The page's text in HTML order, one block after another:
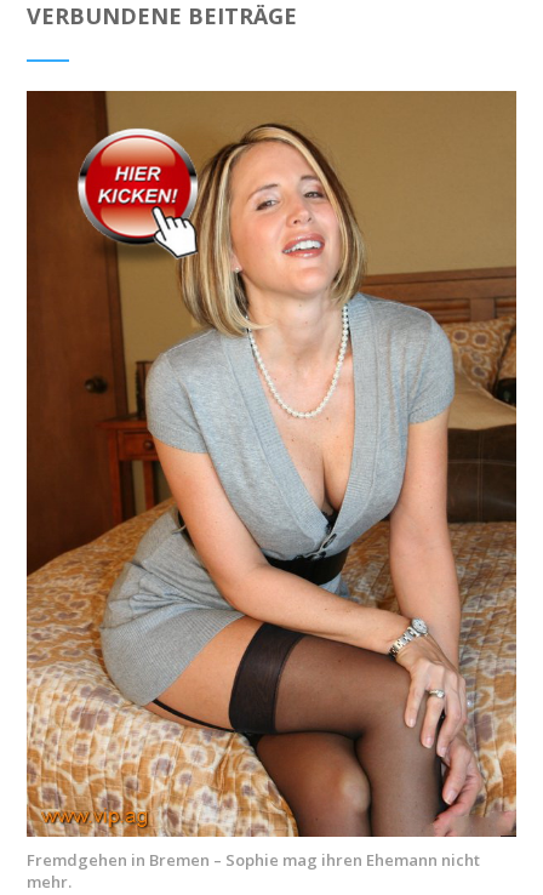
VERBUNDENE BEITRÄGE
Fremdgehen in Bremen – Sophie mag ihren Ehemann nicht
mehr.